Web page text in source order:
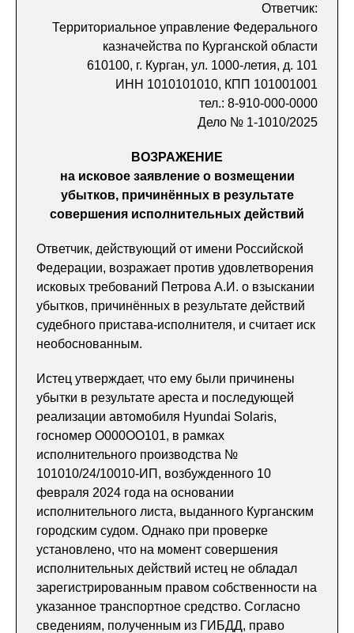
Ответчик:
Территориальное управление Федерального
казначейства по Курганской области
610100, г. Курган, ул. 1000-летия, д. 101
ИНН 1010101010, КПП 101001001
тел.: 8-910-000-0000
Дело № 1-1010/2025
ВОЗРАЖЕНИЕ
на исковое заявление о возмещении
убытков, причинённых в результате
совершения исполнительных действий
Ответчик, действующий от имени Российской
Федерации, возражает против удовлетворения
исковых требований Петрова А.И. о взыскании
убытков, причинённых в результате действий
судебного пристава-исполнителя, и считает иск
необоснованным.
Истец утверждает, что ему были причинены
убытки в результате ареста и последующей
реализации автомобиля Hyundai Solaris,
госномер О000ОО101, в рамках
исполнительного производства №
101010/24/10010-ИП, возбужденного 10
февраля 2024 года на основании
исполнительного листа, выданного Курганским
городским судом. Однако при проверке
установлено, что на момент совершения
исполнительных действий истец не обладал
зарегистрированным правом собственности на
указанное транспортное средство. Согласно
сведениям, полученным из ГИБДД, право